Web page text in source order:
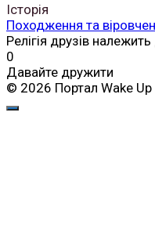
Історія
Походження та
Релігія друзів
0
Давайте дружити
© 2026 Портал Wake Up